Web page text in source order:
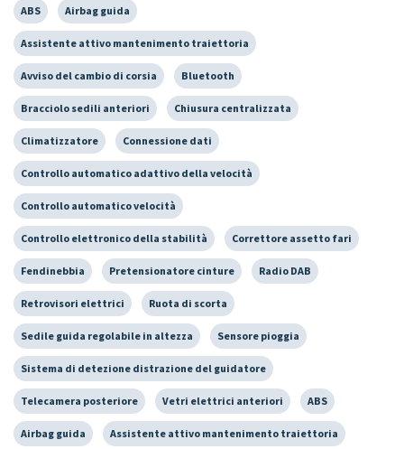
ABS Airbag guida
Assistente attivo mantenimento traiettoria
Avviso del cambio di corsia Bluetooth
Bracciolo sedili anteriori Chiusura centralizzata
Climatizzatore Connessione dati
Controllo automatico adattivo della velocità
Controllo automatico velocità
Controllo elettronico della stabilità Correttore assetto fari
Fendinebbia Pretensionatore cinture Radio DAB
Retrovisori elettrici Ruota di scorta
Sedile guida regolabile in altezza Sensore pioggia
Sistema di detezione distrazione del guidatore
Telecamera posteriore Vetri elettrici anteriori ABS
Airbag guida Assistente attivo mantenimento traiettoria